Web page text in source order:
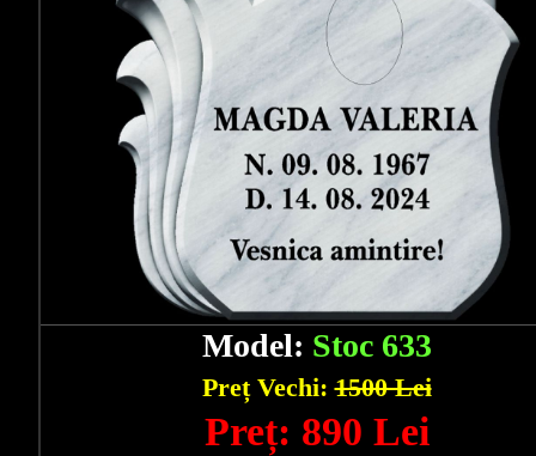
Model: Stoc 633
Preț Vechi:1500 Lei
Preț: 890 Lei